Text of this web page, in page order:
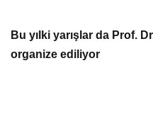
Bu yılki yarışlar da Prof.
organize ediliyor